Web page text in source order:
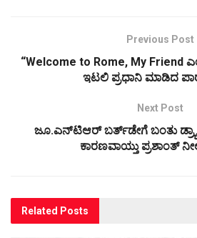
Previous Post
“Welcome to Rome, My
ಇಟಲಿ ಪ್ರಧಾನಿ ಮಾಡಿದ
Next Post
ಜೂ.ಎನ್‌ಟಿಆರ್‌ ಬರ್ತ್‌ಡೇಗೆ ಬಂತು
ಕಾರಣವಾಯ್ತು ಪ್ರಶಾಂತ್‌
Related Posts